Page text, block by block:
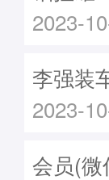
2023-
李强装
2023-
会员(微